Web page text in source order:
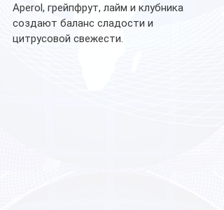
Aperol, грейпфрут, лайм и клубника
создают баланс сладости и
цитрусовой свежести.